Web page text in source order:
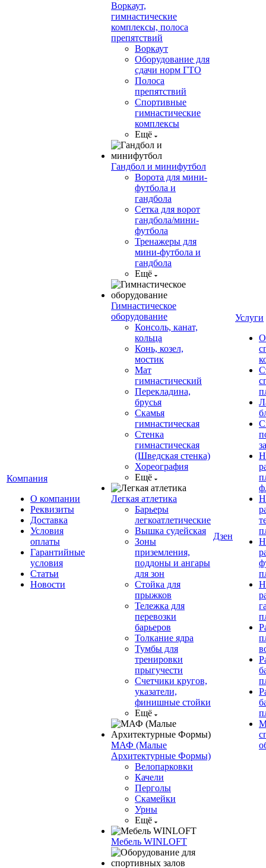
Компания
О компании
Реквизиты
Доставка
Условия
оплаты
Гарантийные
условия
Статьи
Новости
Воркаут,
гимнастические
комплексы, полоса
препятствий
Воркаут
Оборудование для
сдачи норм ГТО
Полоса
препятствий
Спортивные
гимнастические
комплексы
Ещё
Гандбол и минифутбол
Ворота для мини-
футбола и
гандбола
Сетка для ворот
гандбола/мини-
футбола
Тренажеры для
мини-футбола и
гандбола
Ещё
Гимнастическое
оборудование
Консоль, канат,
кольца
Конь, козел,
мостик
Мат
гимнастический
Перекладина,
брусья
Скамья
гимнастическая
Стенка
гимнастическая
(Шведская стенка)
Хореография
Ещё
Легкая атлетика
Барьеры
легкоатлетические
Вышка судейская
Зоны
приземления,
поддоны и ангары
для зон
Стойка для
прыжков
Тележка для
перевозки
барьеров
Толкание ядра
Тумбы для
тренировки
прыгучести
Счетчики кругов,
указатели,
финишные стойки
Ещё
МАФ (Малые
Архитектурные Формы)
Велопарковки
Качели
Перголы
Скамейки
Урны
Ещё
Мебель WINLOFT
Дзен
Услуги